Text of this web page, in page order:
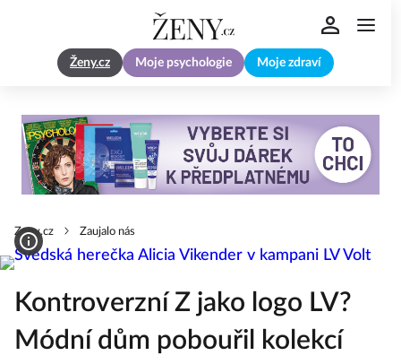
Ženy.cz Moje psychologie Moje zdraví
Zeny.cz Zaujalo nás
Kontroverzní Z jako logo LV?
Módní dům pobouřil kolekcí